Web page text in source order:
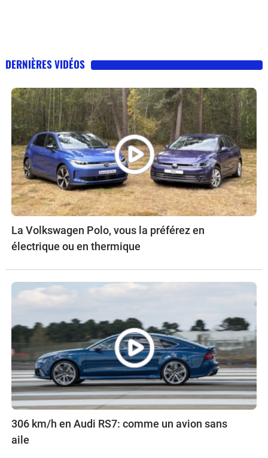
DERNIÈRES VIDÉOS
La Volkswagen Polo, vous la préférez en
électrique ou en thermique
306 km/h en Audi RS7: comme un avion sans
aile